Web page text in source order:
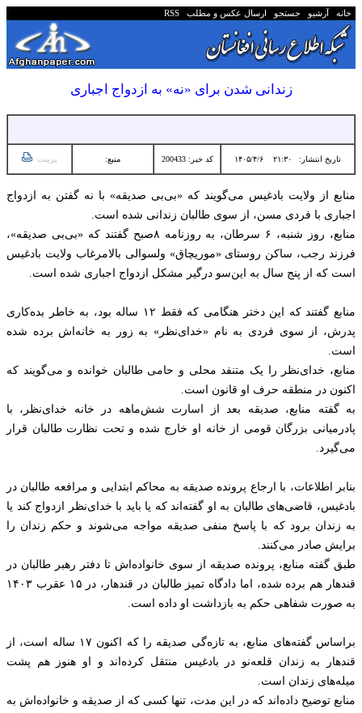
خانه آرشیو جستجو ارسال عکس و مطلب RSS
زندانی شدن برای «نه» به ازدواج اجباری
تاریخ انتشار: ۲۱:۳۰ ۱۴۰۵/۴/۶ کد خبر: 200433 منبع: پرینت
منابع از ولایت بادغیس می‌گویند که «بی‌بی صدیقه» با نه گفتن به ازدواج
اجباری با فردی مسن، از سوی طالبان زندانی شده است.
منابع، روز شنبه، ۶ سرطان، به روزنامه ۸صبح گفتند که «بی‌بی صدیقه»،
فرزند رجب، ساکن روستای «موریچاق» ولسوالی بالامرغاب ولایت بادغیس
است که از پنج سال به این‌سو درگیر مشکل ازدواج اجباری شده است.
منابع گفتند که این دختر هنگامی که فقط ۱۲ ساله بود، به خاطر بده‌کاری
پدرش، از سوی فردی به نام «خدای‌نظر» به زور به خانه‌اش برده شده
است.
منابع، خدای‌نظر را یک متنفد محلی و حامی طالبان خوانده و می‌گویند که
اکنون در منطقه حرف او قانون است.
به گفته منابع، صدیقه بعد از اسارت شش‌ماهه در خانه خدای‌نظر، با
پادرمیانی بزرگان قومی از خانه او خارج شده و تحت نظارت طالبان قرار
می‌گیرد.
بنابر اطلاعات، با ارجاع پرونده صدیقه به محاکم ابتدایی و مرافعه طالبان در
بادغیس، قاضی‌های طالبان به او گفته‌اند که یا باید با خدای‌نظر ازدواج کند یا
به زندان برود که با پاسخ منفی صدیقه مواجه می‌شوند و حکم زندان را
برایش صادر می‌کنند.
طبق گفته منابع، پرونده صدیقه از سوی خانواده‌اش تا دفتر رهبر طالبان در
قندهار هم برده شده، اما دادگاه تمیز طالبان در قندهار، در ۱۵ عقرب ۱۴۰۳
به صورت شفاهی حکم به بازداشت او داده است.
براساس گفته‌های منابع، به تازه‌گی صدیقه را که اکنون ۱۷ ساله است، از
قندهار به زندان قلعه‌نو در بادغیس منتقل کرده‌اند و او هنوز هم پشت
میله‌های زندان است.
منابع توضیح داده‌اند که در این مدت، تنها کسی که از صدیقه و خانواده‌اش به